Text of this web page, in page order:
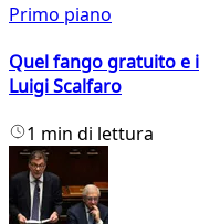
Primo piano
Quel fango gratuito e
Luigi Scalfaro
1 min di lettura